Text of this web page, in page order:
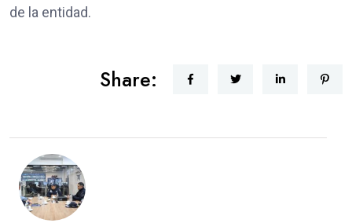
de la entidad.
Share: